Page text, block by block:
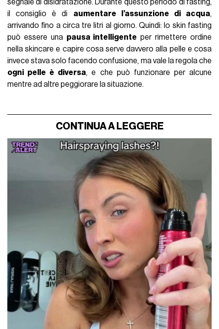
segnale di disidratazione. Durante questo periodo di fasting,
il consiglio è di aumentare l’assunzione di acqua,
arrivando fino a circa tre litri al giorno. Quindi: lo skin fasting
può essere una pausa intelligente per rimettere ordine
nella skincare e capire cosa serve davvero alla pelle e cosa
invece stava solo facendo confusione, ma vale la regola che
ogni pelle è diversa, e che può funzionare per alcune
mentre ad altre peggiorare la situazione.
CONTINUA A LEGGERE